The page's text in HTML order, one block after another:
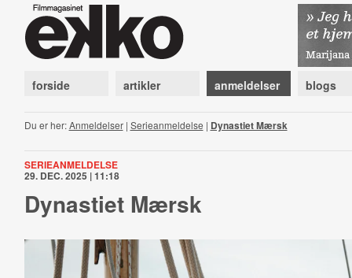
forside artikler anmeldelser blogs
Du er her:Anmeldelser| Serieanmeldelse | Dynastiet Mærsk
SERIEANMELDELSE
29. DEC. 2025 | 11:18
Dynastiet Mærsk